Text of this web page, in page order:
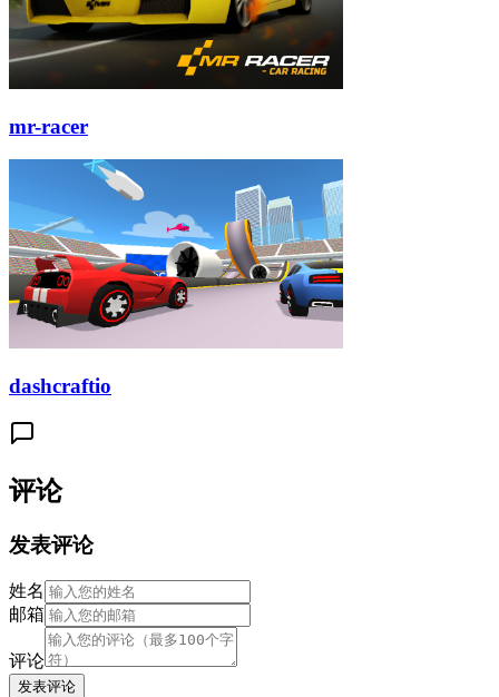
mr-racer
dashcraftio
评论
发表评论
姓名
邮箱
评论
发表评论